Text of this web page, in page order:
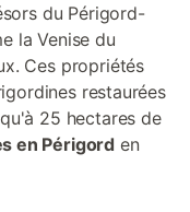
du Périgord-
la Venise du
Ces propriétés
restaurées
25 hectares de
en Périgord en